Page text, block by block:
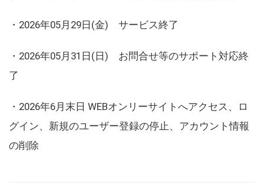
・2026年05月29日(金) サービス終了
・2026年05月31日(日) お問合せ等のサポート対応終
了
・2026年6月末日 WEBオンリーサイトへアクセス、ロ
グイン、新規のユーザー登録の停止、アカウント情報
の削除